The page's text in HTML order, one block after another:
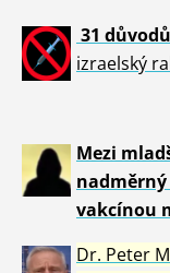
31 důvod
izraelský
Mezi
vakcínou
Dr. Peter